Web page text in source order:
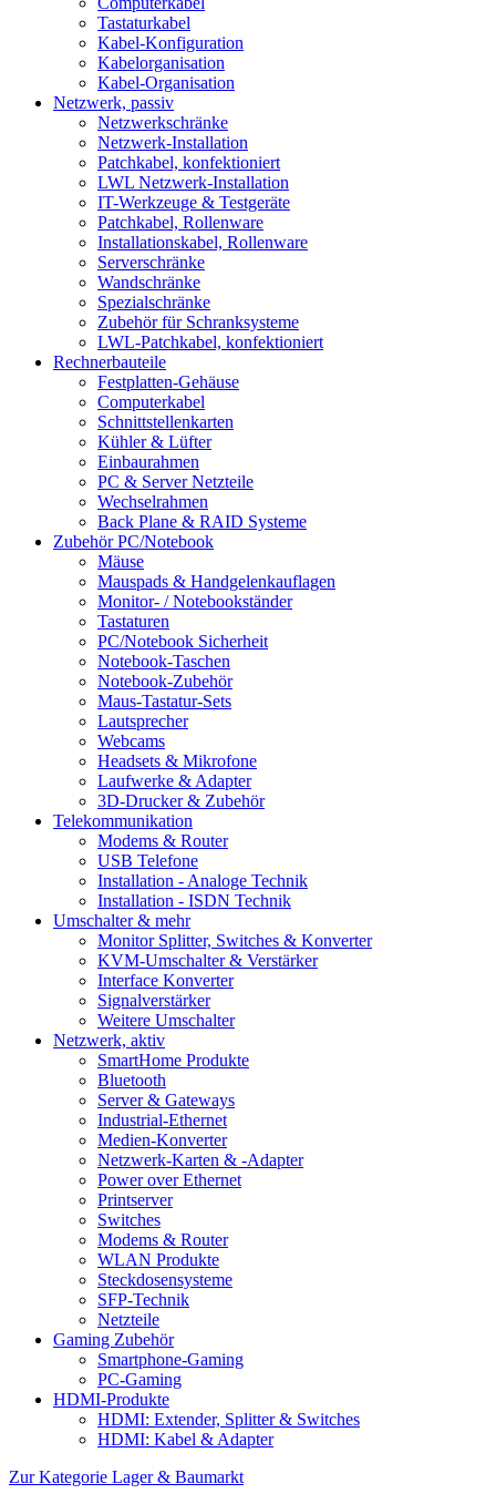
Tastaturkabel
Kabel-Konfiguration
Kabelorganisation
Kabel-Organisation
Netzwerk, passiv
Netzwerkschränke
Netzwerk-Installation
Patchkabel, konfektioniert
LWL Netzwerk-Installation
IT-Werkzeuge & Testgeräte
Patchkabel, Rollenware
Installationskabel, Rollenware
Serverschränke
Wandschränke
Spezialschränke
Zubehör für Schranksysteme
LWL-Patchkabel, konfektioniert
Rechnerbauteile
Festplatten-Gehäuse
Computerkabel
Schnittstellenkarten
Kühler & Lüfter
Einbaurahmen
PC & Server Netzteile
Wechselrahmen
Back Plane & RAID Systeme
Zubehör PC/Notebook
Mäuse
Mauspads & Handgelenkauflagen
Monitor- / Notebookständer
Tastaturen
PC/Notebook Sicherheit
Notebook-Taschen
Notebook-Zubehör
Maus-Tastatur-Sets
Lautsprecher
Webcams
Headsets & Mikrofone
Laufwerke & Adapter
3D-Drucker & Zubehör
Telekommunikation
Modems & Router
USB Telefone
Installation - Analoge Technik
Installation - ISDN Technik
Umschalter & mehr
Monitor Splitter, Switches & Konverter
KVM-Umschalter & Verstärker
Interface Konverter
Signalverstärker
Weitere Umschalter
Netzwerk, aktiv
SmartHome Produkte
Bluetooth
Server & Gateways
Industrial-Ethernet
Medien-Konverter
Netzwerk-Karten & -Adapter
Power over Ethernet
Printserver
Switches
Modems & Router
WLAN Produkte
Steckdosensysteme
SFP-Technik
Netzteile
Gaming Zubehör
Smartphone-Gaming
PC-Gaming
HDMI-Produkte
HDMI: Extender, Splitter & Switches
HDMI: Kabel & Adapter
Zur Kategorie Lager & Baumarkt